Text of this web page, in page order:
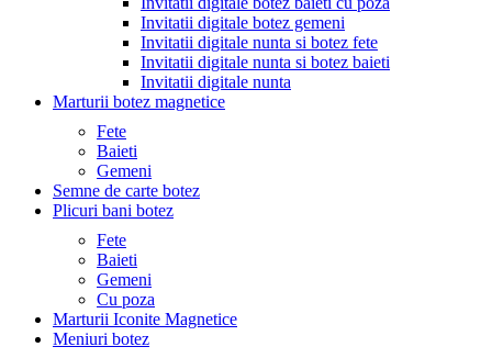
Invitatii digitale botez gemeni
Invitatii digitale nunta si botez fete
Invitatii digitale nunta si botez baieti
Invitatii digitale nunta
Marturii botez magnetice
Fete
Baieti
Gemeni
Semne de carte botez
Plicuri bani botez
Fete
Baieti
Gemeni
Cu poza
Marturii Iconite Magnetice
Meniuri botez